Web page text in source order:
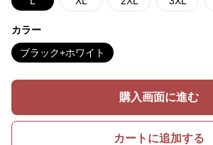
カラー
ブラック+ホワイト
購入画面に進む
カートに追加する